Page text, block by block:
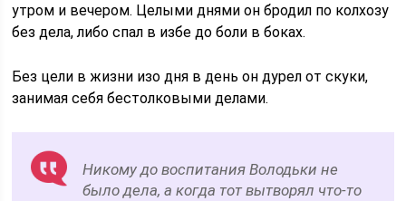
утром и вечером. Целыми днями он бродил по колхозу
без дела, либо спал в избе до боли в боках.
Без цели в жизни изо дня в день он дурел от скуки,
занимая себя бестолковыми делами.
Никому до воспитания Володьки не
было дела, а когда тот вытворял что-то